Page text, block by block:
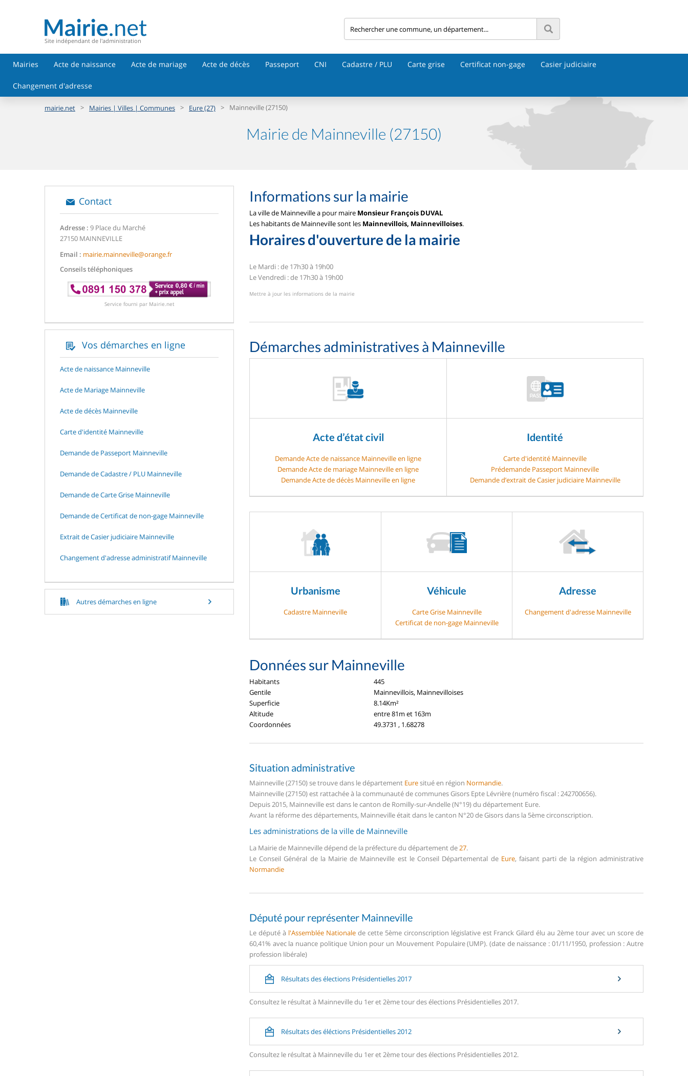
Site indépendant de l'administration
Mairies Acte de naissance Acte de mariage Acte de décès Passeport CNI Cadastre / PLU Carte grise Certificat non-gage Casier judiciaire
Changement d'adresse
mairie.net > Mairies | Villes | Communes > Eure (27) > Mainneville (27150)
Mairie de Mainneville (27150)
Contact
Adresse : 9 Place du Marché
27150 MAINNEVILLE
Email : mairie.mainneville@orange.fr
Conseils téléphoniques
Service fourni par Mairie.net
Vos démarches en ligne
Acte de naissance Mainneville
Acte de Mariage Mainneville
Acte de décès Mainneville
Carte d'identité Mainneville
Demande de Passeport Mainneville
Demande de Cadastre / PLU Mainneville
Demande de Carte Grise Mainneville
Demande de Certificat de non-gage Mainneville
Extrait de Casier judiciaire Mainneville
Changement d'adresse administratif Mainneville
Autres démarches en ligne
Informations sur la mairie
La ville de Mainneville a pour maire Monsieur François DUVAL
Les habitants de Mainneville sont les Mainnevillois, Mainnevilloises.
Horaires d'ouverture de la mairie
Le Mardi : de 17h30 à 19h00
Le Vendredi : de 17h30 à 19h00
Mettre à jour les informations de la mairie
Démarches administratives à Mainneville
Acte d’état civil
Demande Acte de naissance Mainneville en ligne
Demande Acte de mariage Mainneville en ligne
Demande Acte de décès Mainneville en ligne
Identité
Carte d'identité Mainneville
Prédemande Passeport Mainneville
Demande d’extrait de Casier judiciaire Mainneville
Urbanisme
Cadastre Mainneville
Véhicule
Carte Grise Mainneville
Certificat de non-gage Mainneville
Adresse
Changement d'adresse Mainneville
Données sur Mainneville
Habitants
445
Gentile
Mainnevillois, Mainnevilloises
Superficie
8.14Km²
Altitude
entre 81m et 163m
Coordonnées
49.3731 , 1.68278
Situation administrative
Mainneville (27150) se trouve dans le département Euresitué en région Normandie.
Mainneville (27150) est rattachée à la communauté de communes Gisors Epte Lévrière (numéro fiscal : 242700656).
Depuis 2015, Mainneville est dans le canton de Romilly-sur-Andelle (N°19) du département Eure.
Avant la réforme des départements, Mainneville était dans le canton N°20 de Gisors dans la 5ème circonscription.
Les administrations de la ville de Mainneville
La Mairie de Mainneville dépend de la préfecture du département de27.
Le Conseil Général de la Mairie de Mainneville est le Conseil Départemental de Eure, faisant parti de la région administrative
Normandie
Député pour représenter Mainneville
Le député à l'Assemblée Nationalede cette 5ème circonscription législative est Franck Gilard élu au 2ème tour avec un score de
60,41% avec la nuance politique Union pour un Mouvement Populaire (UMP). (date de naissance : 01/11/1950, profession : Autre
profession libérale)
Résultats des élections Présidentielles 2017
Consultez le résultat à Mainneville du 1er et 2ème tour des élections Présidentielles 2017.
Résultats des éléctions Présidentielles 2012
Consultez le résultat à Mainneville du 1er et 2ème tour des élections Présidentielles 2012.